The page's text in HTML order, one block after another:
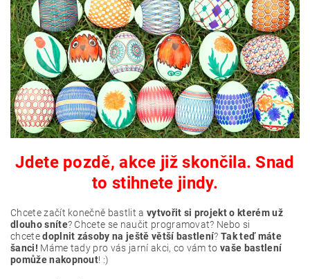
Jdete pozdě, akce již skončila. Snad
to stihnete jindy.
Chcete začít konečně bastlit a vytvořit si projekt o kterém už
dlouho sníte? Chcete se naučit programovat? Nebo si
chcete doplnit zásoby na ještě větší bastlení?Tak teď máte
šanci! Máme tady pro vás jarní akci, co vám tovaše bastlení
pomůže nakopnout! :)